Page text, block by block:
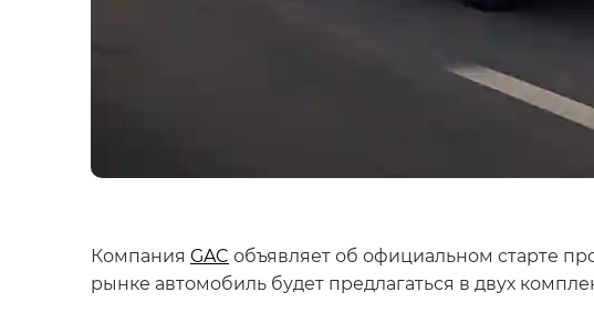
Компания GAC объявляет об официальном старте
рынке автомобиль будет предлагаться в двух